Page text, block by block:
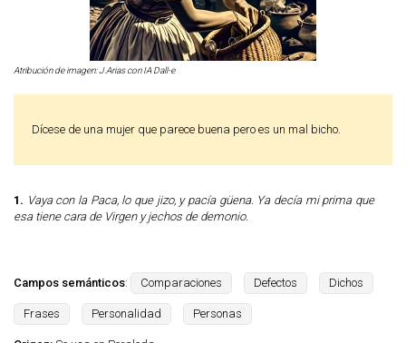
Atribución de imagen: J.Arias con IA Dall-e
Dícese de una mujer que parece buena pero es un mal bicho.
1. Vaya con la Paca, lo que jizo, y pacía güena. Ya decía mi prima que
esa tiene cara de Virgen y jechos de demonio.
Campos semánticos: Comparaciones Defectos Dichos
Frases Personalidad Personas